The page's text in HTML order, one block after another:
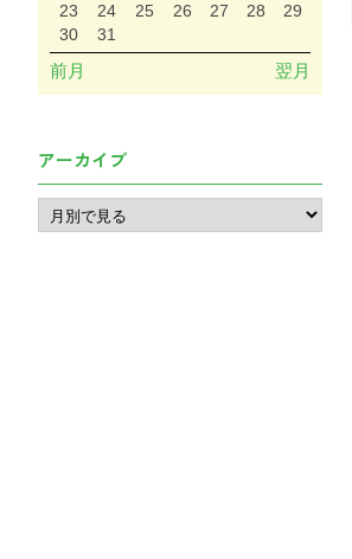
23
24 25 26 27 28
29
30
31
前月 翌月
アーカイブ